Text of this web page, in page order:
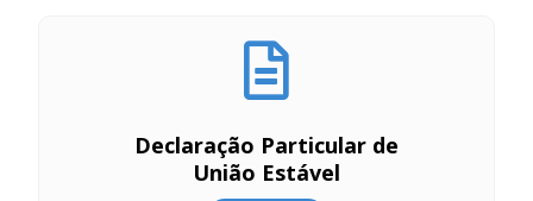
Declaração Particular de
União Estável